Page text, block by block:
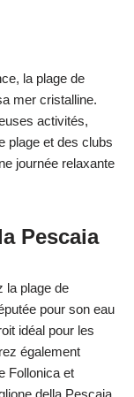
la plage de
mer cristalline.
activités,
plage et des clubs
journée relaxante
Pescaia
la plage de
pour son eau
idéal pour les
également
Follonica et